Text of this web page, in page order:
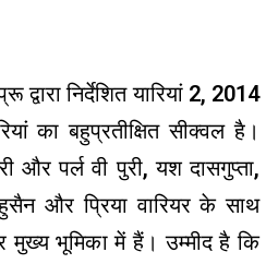
द्वारा निर्देशित यारियां 2, 2014
का बहुप्रतीक्षित सीक्वल है।
और पर्ल वी पुरी, यश दासगुप्ता,
और प्रिया वारियर के साथ
मुख्य भूमिका में हैं। उम्मीद है कि